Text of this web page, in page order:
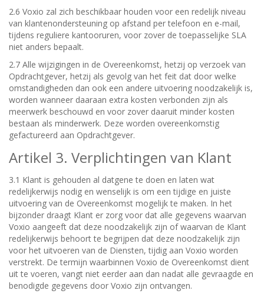
2.6 Voxio zal zich beschikbaar houden voor een redelijk niveau
van klantenondersteuning op afstand per telefoon en e-mail,
tijdens reguliere kantooruren, voor zover de toepasselijke SLA
niet anders bepaalt.
2.7 Alle wijzigingen in de Overeenkomst, hetzij op verzoek van
Opdrachtgever, hetzij als gevolg van het feit dat door welke
omstandigheden dan ook een andere uitvoering noodzakelijk is,
worden wanneer daaraan extra kosten verbonden zijn als
meerwerk beschouwd en voor zover daaruit minder kosten
bestaan als minderwerk. Deze worden overeenkomstig
gefactureerd aan Opdrachtgever.
Artikel 3. Verplichtingen van Klant
3.1 Klant is gehouden al datgene te doen en laten wat
redelijkerwijs nodig en wenselijk is om een tijdige en juiste
uitvoering van de Overeenkomst mogelijk te maken. In het
bijzonder draagt Klant er zorg voor dat alle gegevens waarvan
Voxio aangeeft dat deze noodzakelijk zijn of waarvan de Klant
redelijkerwijs behoort te begrijpen dat deze noodzakelijk zijn
voor het uitvoeren van de Diensten, tijdig aan Voxio worden
verstrekt. De termijn waarbinnen Voxio de Overeenkomst dient
uit te voeren, vangt niet eerder aan dan nadat alle gevraagde en
benodigde gegevens door Voxio zijn ontvangen.